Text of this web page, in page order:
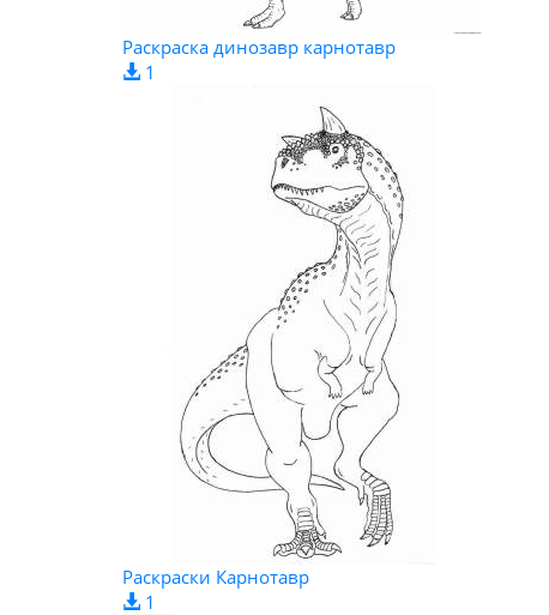
Раскраска динозавр карнотавр
1
Раскраски Карнотавр
1